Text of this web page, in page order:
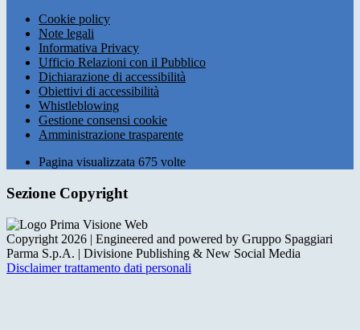
Cookie policy
Note legali
Informativa Privacy
Ufficio Relazioni con il Pubblico
Dichiarazione di accessibilità
Obiettivi di accessibilità
Whistleblowing
Gestione consensi cookie
Amministrazione trasparente
Pagina visualizzata 675 volte
Sezione Copyright
Copyright 2026 | Engineered and powered by Gruppo Spaggiari
Parma S.p.A. | Divisione Publishing & New Social Media
Disclaimer trattamento dati personali